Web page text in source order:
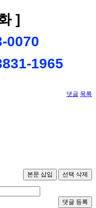
]
0070
1965
댓글 목록
댓글 등록